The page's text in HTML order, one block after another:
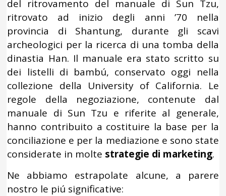
del ritrovamento del manuale di Sun Tzu,
ritrovato ad inizio degli anni ’70 nella
provincia di Shantung, durante gli scavi
archeologici per la ricerca di una tomba della
dinastia Han. Il manuale era stato scritto su
dei listelli di bambú, conservato oggi nella
collezione della University of California. Le
regole della negoziazione, contenute dal
manuale di Sun Tzu e riferite al generale,
hanno contribuito a costituire la base per la
conciliazione e per la mediazione e sono state
considerate in molte strategie di marketing.
Ne abbiamo estrapolate alcune, a parere
nostro le piú significative: